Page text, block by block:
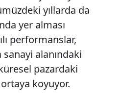
yıllarda da
yer alması
performanslar,
alanındaki
pazardaki
koyuyor.